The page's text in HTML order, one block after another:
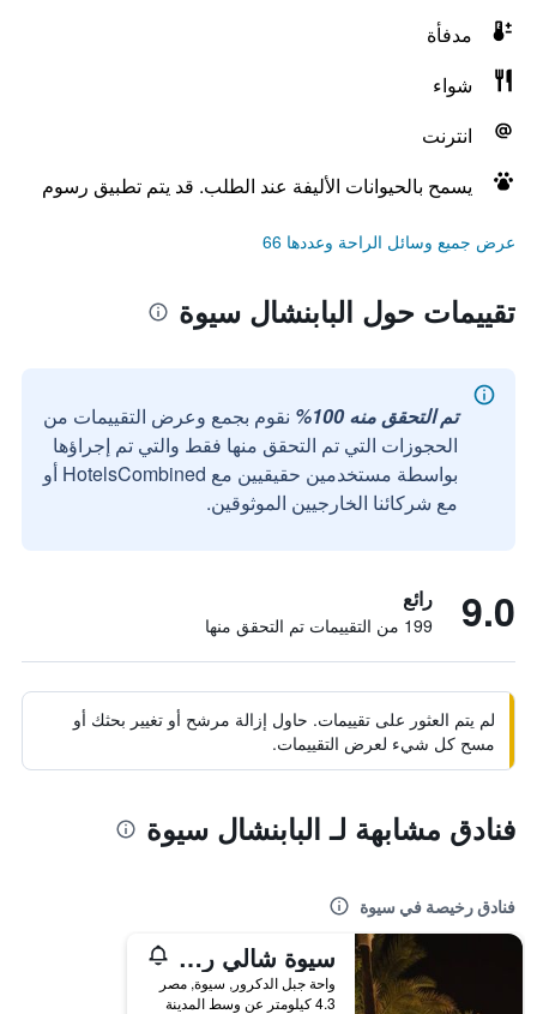
مدفأة
شواء
انترنت
يسمح بالحيوانات الأليفة عند الطلب. قد يتم تطبيق رسوم
عرض جميع وسائل الراحة وعددها 66
تقييمات حول البابنشال سيوة
تم التحقق منه 100%
نقوم بجمع وعرض التقييمات من
الحجوزات التي تم التحقق منها فقط والتي تم إجراؤها
بواسطة مستخدمين حقيقيين مع HotelsCombined أو
مع شركائنا الخارجيين الموثوقين.
9.0 رائع
199 من التقييمات تم التحقق منها
لم يتم العثور على تقييمات. حاول إزالة مرشح أو تغيير بحثك أو
مسح كل شيء لعرض التقييمات.
فنادق مشابهة لـ البابنشال سيوة
فنادق رخيصة في سيوة
سيوة شالي ريزورت
واحة جبل الدكرور, سيوة, مصر
4.3 كيلومتر عن وسط المدينة